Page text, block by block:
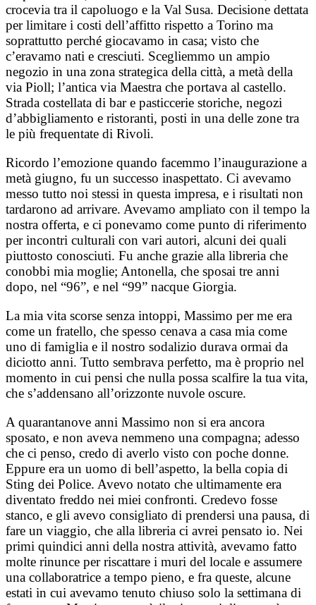
crocevia tra il capoluogo e la Val Susa. Decisione dettata
per limitare i costi dell’affitto rispetto a Torino ma
soprattutto perché giocavamo in casa; visto che
c’eravamo nati e cresciuti. Scegliemmo un ampio
negozio in una zona strategica della città, a metà della
via Pioll; l’antica via Maestra che portava al castello.
Strada costellata di bar e pasticcerie storiche, negozi
d’abbigliamento e ristoranti, posti in una delle zone tra
le più frequentate di Rivoli.
Ricordo l’emozione quando facemmo l’inaugurazione a
metà giugno, fu un successo inaspettato. Ci avevamo
messo tutto noi stessi in questa impresa, e i risultati non
tardarono ad arrivare. Avevamo ampliato con il tempo la
nostra offerta, e ci ponevamo come punto di riferimento
per incontri culturali con vari autori, alcuni dei quali
piuttosto conosciuti. Fu anche grazie alla libreria che
conobbi mia moglie; Antonella, che sposai tre anni
dopo, nel “96”, e nel “99” nacque Giorgia.
La mia vita scorse senza intoppi, Massimo per me era
come un fratello, che spesso cenava a casa mia come
uno di famiglia e il nostro sodalizio durava ormai da
diciotto anni. Tutto sembrava perfetto, ma è proprio nel
momento in cui pensi che nulla possa scalfire la tua vita,
che s’addensano all’orizzonte nuvole oscure.
A quarantanove anni Massimo non si era ancora
sposato, e non aveva nemmeno una compagna; adesso
che ci penso, credo di averlo visto con poche donne.
Eppure era un uomo di bell’aspetto, la bella copia di
Sting dei Police. Avevo notato che ultimamente era
diventato freddo nei miei confronti. Credevo fosse
stanco, e gli avevo consigliato di prendersi una pausa, di
fare un viaggio, che alla libreria ci avrei pensato io. Nei
primi quindici anni della nostra attività, avevamo fatto
molte rinunce per riscattare i muri del locale e assumere
una collaboratrice a tempo pieno, e fra queste, alcune
estati in cui avevamo tenuto chiuso solo la settimana di